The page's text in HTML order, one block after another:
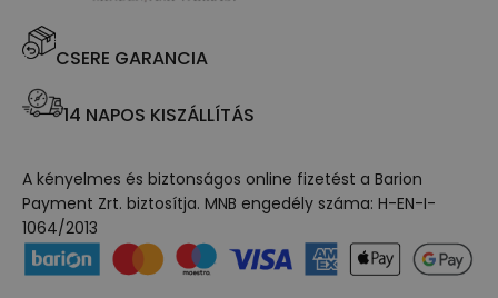
CSERE GARANCIA
14 NAPOS KISZÁLLÍTÁS
A kényelmes és biztonságos online fizetést a Barion
Payment Zrt. biztosítja. MNB engedély száma: H-EN-I-
1064/2013